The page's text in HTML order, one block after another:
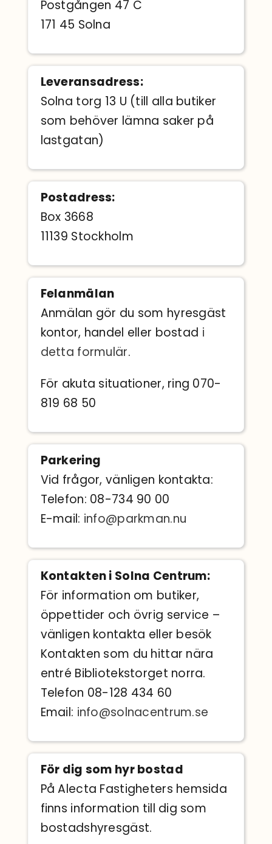
Postgången 47 C
171 45 Solna
Leveransadress:
Solna torg 13 U (till alla butiker
som behöver lämna saker på
lastgatan)
Postadress:
Box 3668
11139 Stockholm
Felanmälan
Anmälan gör du som hyresgäst
kontor, handel eller bostad i
detta formulär.
För akuta situationer, ring 070-
819 68 50
Parkering
Vid frågor, vänligen kontakta:
Telefon: 08-734 90 00
E-mail: info@parkman.nu
Kontakten i Solna Centrum:
För information om butiker,
öppettider och övrig service –
vänligen kontakta eller besök
Kontakten som du hittar nära
entré Bibliotekstorget norra.
Telefon 08-128 434 60
Email: info@solnacentrum.se
För dig som hyr bostad
På Alecta Fastigheters hemsida
finns information till dig som
bostadshyresgäst.